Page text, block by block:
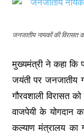
जनजातीय नायकों की विरासत
मुख्यमंत्री ने कहा कि
जयंती पर जनजातीय
गौरवशाली विरासत
वाजपेयी के योगदान
कल्याण मंत्रालय